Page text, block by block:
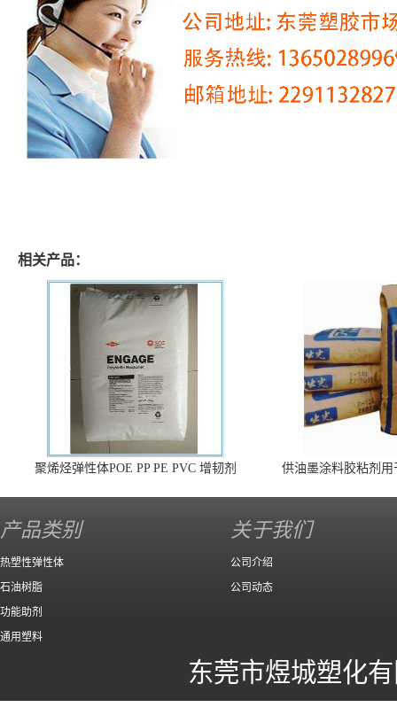
相关产品：
聚烯烃弹性体POE PP PE PVC 增韧剂
供油墨涂料胶粘剂
产品类别
热塑性弹性体
石油树脂
功能助剂
通用塑料
关于我们
公司介绍
公司动态
东莞市煜城塑化